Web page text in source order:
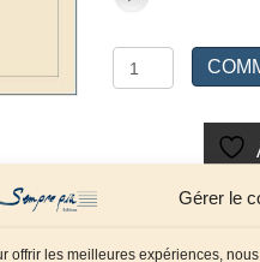
Gérer le
offrir les meilleures expériences,
quantité
de
musiciens
Tuba/